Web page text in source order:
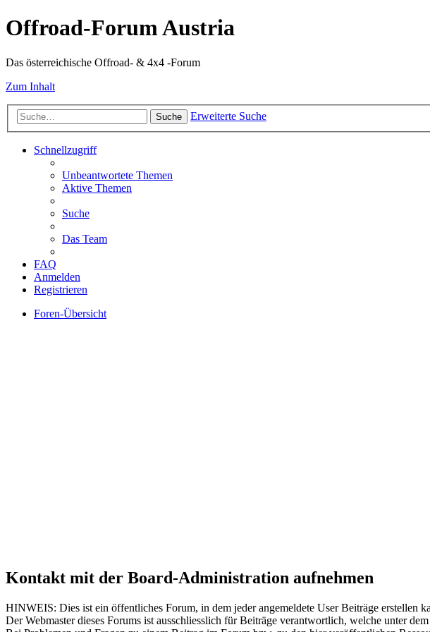
Offroad-Forum Austria
Das österreichische Offroad- & 4x4 -Forum
Zum Inhalt
Suche Erweiterte Suche
Schnellzugriff
Unbeantwortete Themen
Aktive Themen
Suche
Das Team
FAQ
Anmelden
Registrieren
Foren-Übersicht
Kontakt mit der Board-Administration aufnehmen
HINWEIS: Dies ist ein öffentliches Forum, in dem jeder angemeldete User Beiträge erstellen
Der Webmaster dieses Forums ist ausschliesslich für Beiträge verantwortlich, welche unter